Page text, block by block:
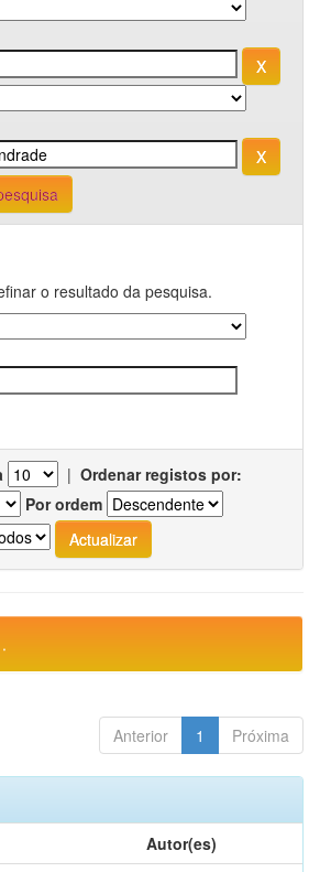
o resultado da pesquisa.
| Ordenar registos por:
Por ordem
Anterior 1 Próxima
Autor(es)